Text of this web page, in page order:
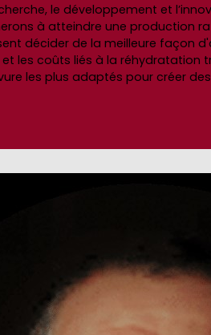
le développement et
à atteindre une production
décider de la meilleure façon
les coûts liés à la
les plus adaptés pour créer